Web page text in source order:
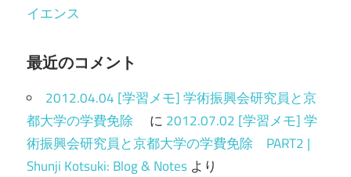
イエンス
最近のコメント
2012.04.04 [学習メモ] 学術振興会研究員と京
都大学の学費免除
に 2012.07.02 [学習メモ] 学
術振興会研究員と京都大学の学費免除 PART2 |
Shunji Kotsuki: Blog & Notes より